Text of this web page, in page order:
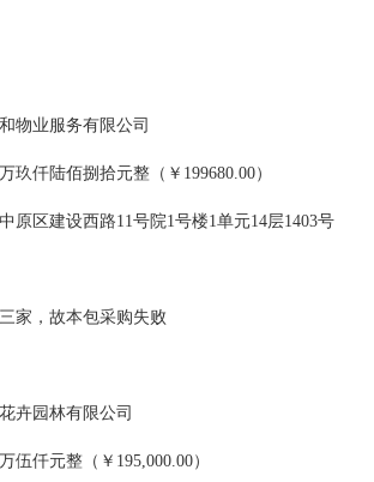
物业服务有限公司
玖仟陆佰捌拾元整（ ￥ 199680.00）
原区建设西路11号院1号楼1单元14层1403号
家，故本包采购失败
卉园林有限公司
伍仟元整（ ￥ 195,000.00）